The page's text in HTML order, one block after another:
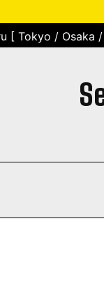
[ Tokyo / Osaka